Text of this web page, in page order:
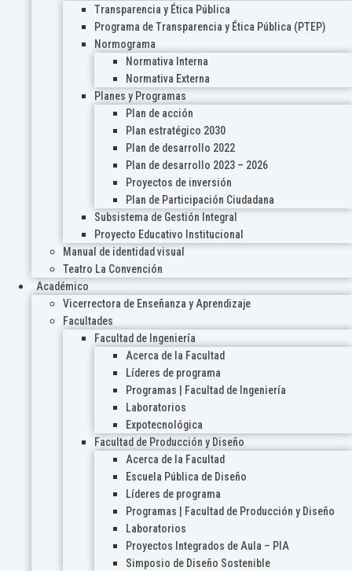
Transparencia y Ética Pública
Programa de Transparencia y Ética Pública (PTEP)
Normograma
Normativa Interna
Normativa Externa
Planes y Programas
Plan de acción
Plan estratégico 2030
Plan de desarrollo 2022
Plan de desarrollo 2023 – 2026
Proyectos de inversión
Plan de Participación Ciudadana
Subsistema de Gestión Integral
Proyecto Educativo Institucional
Manual de identidad visual
Teatro La Convención
Académico
Vicerrectora de Enseñanza y Aprendizaje
Facultades
Facultad de Ingeniería
Acerca de la Facultad
Líderes de programa
Programas | Facultad de Ingeniería
Laboratorios
Expotecnológica
Facultad de Producción y Diseño
Acerca de la Facultad
Escuela Pública de Diseño
Líderes de programa
Programas | Facultad de Producción y Diseño
Laboratorios
Proyectos Integrados de Aula – PIA
Simposio de Diseño Sostenible